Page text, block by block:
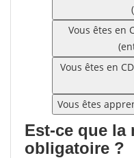
Vous êtes en
Vous êtes en
Vous êtes
Est-ce que la
obligatoire ?